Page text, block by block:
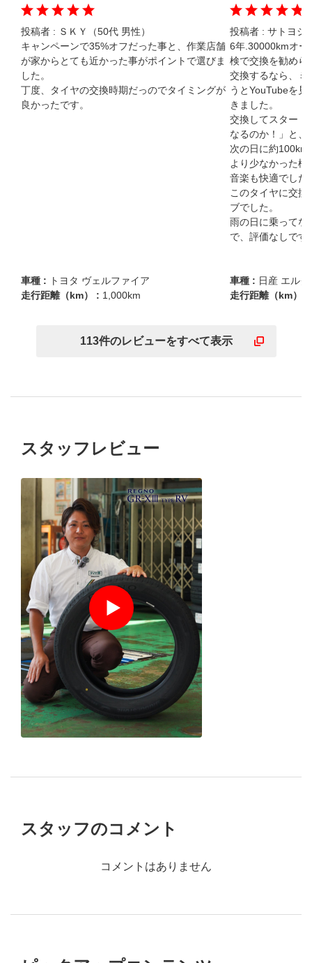
投稿者 : ＳＫＹ（50代 男性）
キャンペーンで35%オフだった事と、作業店舗
が家からとても近かった事がポイントで選びま
した。
丁度、タイヤの交換時期だっのでタイミングが
良かったです。
車種 :
トヨタ ヴェルファイア
走行距離（km） : 1,000km
投稿者 : サトヨシ
6年.30000kmオー
検で交換を勧めら
交換するなら、ミ
うとYouTubeを
きました。
交換してスタート
なるのか！」と、
次の日に約
より少なかった様
音楽も快適でした
このタイヤに交換
ブでした。
雨の日に乗ってな
で、評価なしです
車種 : 日産 エル
走行距離（km） :
113件のレビューをすべて表示
スタッフレビュー
スタッフのコメント
コメントはありません